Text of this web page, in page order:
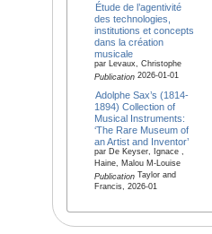
Étude de l’agentivité
des technologies,
institutions et concepts
dans la création
musicale
par Levaux, Christophe
Publication2026-01-01
Adolphe Sax’s (1814-
1894) Collection of
Musical Instruments:
‘The Rare Museum of
an Artist and Inventor’
par De Keyser, Ignace ,
Haine, Malou M-Louise
PublicationTaylor and
Francis, 2026-01